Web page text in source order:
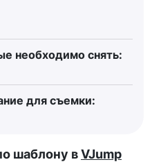
необходимо снять:
для съемки:
шаблону вVJump